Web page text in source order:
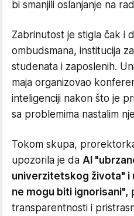
bi smanjili oslanjanje na
Zabrinutost je stigla čak i
ombudsmana, institucija
studenata i zaposlenih.
maja organizovao
inteligenciji nakon što je
sa problemima nastalim
Tokom skupa,
upozorila je da AI
univerzitetskog života" i
ne mogu biti ignorisani",
transparentnosti i